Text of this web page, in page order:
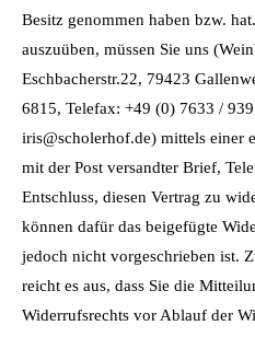
Besitz genommen haben bzw.
auszuüben, müssen Sie uns
Eschbacherstr.22, 79423
6815, Telefax: +49 (0) 7633 /
iris@scholerhof.de) mittels einer
mit der Post versandter Brief,
Entschluss, diesen Vertrag zu
können dafür das beigefügte
jedoch nicht vorgeschrieben ist.
reicht es aus, dass Sie die
Widerrufsrechts vor Ablauf der